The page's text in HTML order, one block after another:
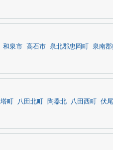
和泉市 高石市 泉北郡忠岡町
泉南郡
町 八田北町 陶器北 八田西町
伏尾